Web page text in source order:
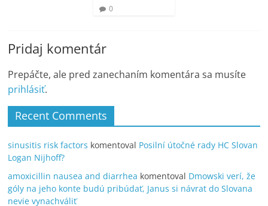
0
Pridaj komentár
Prepáčte, ale pred zanechaním komentára sa musíte
prihlásiť.
Recent Comments
sinusitis risk factors komentoval Posilní útočné rady HC Slovan
Logan Nijhoff?
amoxicillin nausea and diarrhea komentoval Dmowski verí, že
góly na jeho konte budú pribúdať, Janus si návrat do Slovana
nevie vynachváliť